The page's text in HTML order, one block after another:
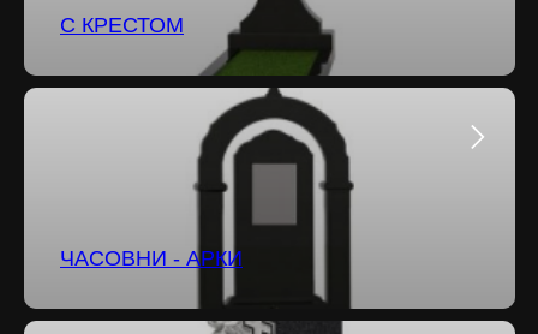
С КРЕСТОМ
ЧАСОВНИ - АРКИ